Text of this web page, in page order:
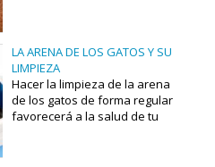
LA ARENA DE LOS GATOS Y SU
LIMPIEZA
Hacer la limpieza de la arena
de los gatos de forma regular
favorecerá a la salud de tu